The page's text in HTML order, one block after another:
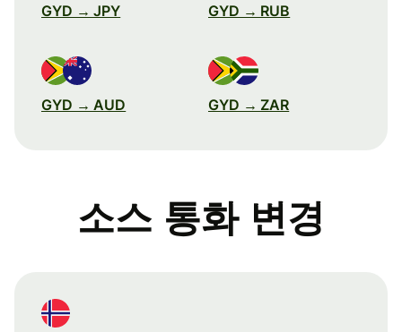
GYD → JPY GYD → RUB
GYD → AUD GYD → ZAR
소스 통화 변경